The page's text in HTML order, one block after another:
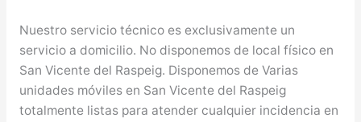
Nuestro servicio técnico es exclusivamente un
servicio a domicilio. No disponemos de local físico en
San Vicente del Raspeig. Disponemos de Varias
unidades móviles en San Vicente del Raspeig
totalmente listas para atender cualquier incidencia en